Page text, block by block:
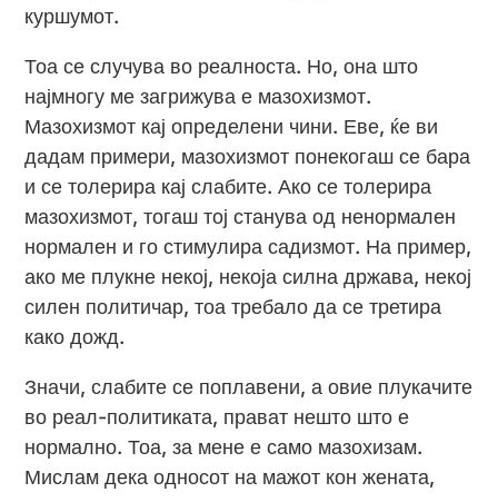
куршумот.
Тоа се случува во реалноста. Но, она што
најмногу ме загрижува е мазохизмот.
Мазохизмот кај определени чини. Еве, ќе ви
дадам примери, мазохизмот понекогаш се бара
и се толерира кај слабите. Ако се толерира
мазохизмот, тогаш тој станува од ненормален
нормален и го стимулира садизмот. На пример,
ако ме плукне некој, некоја силна држава, некој
силен политичар, тоа требало да се третира
како дожд.
Значи, слабите се поплавени, а овие плукачите
во реал-политиката, прават нешто што е
нормално. Тоа, за мене е само мазохизам.
Мислам дека односот на мажот кон жената,